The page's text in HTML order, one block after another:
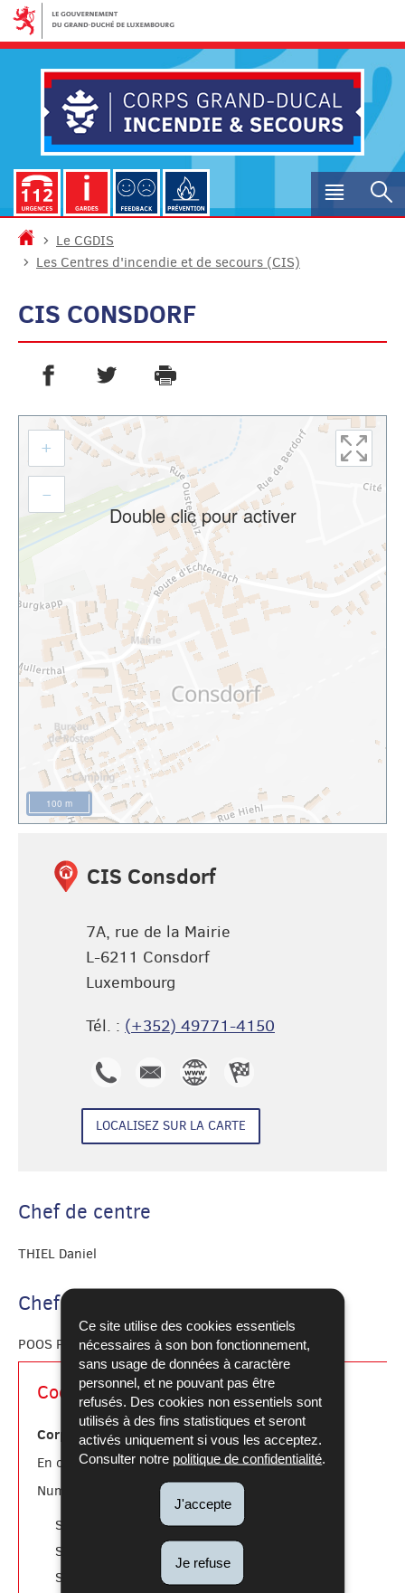
Ce site utilise des cookies essentiels
nécessaires à son bon fonctionnement,
sans usage de données à caractère
personnel, et ne pouvant pas être
refusés. Des cookies non essentiels sont
utilisés à des fins statistiques et seront
activés uniquement si vous les acceptez.
Consulter notre politique de confidentialité
J'accepte
Je refuse
Aller
la
navigation
Aller
contenu
Menu
Accueil
Le CGDIS
Les Centres d'incendie et de secours (CIS)
CIS CONSDORF
PARTAGER SUR FACEBOOK
PARTAGER SUR TWITTER
IMPRIMER
Aller
l'adresse
Double clic pour activer
+
–
100 m
CIS Consdorf
7A, rue de la Mairie
L-6211 Consdorf
Luxembourg
Tél. : (+352) 49771-4150
49771-
4150
Consdorfde CIS
Consdorf
LOCALISEZ SUR LA CARTE
Chef de centre
THIEL Daniel
Chef de centre adjoint
POOS Pol
Coordonnées
Corps grand-ducal d'incendie et de secours
En cas d'urgence:112
Numéros utiles:
Stand.
téléphonique: 49771-1
Serv.
communication
: 49771-2046
Serv.
recrutement : 49771-2193